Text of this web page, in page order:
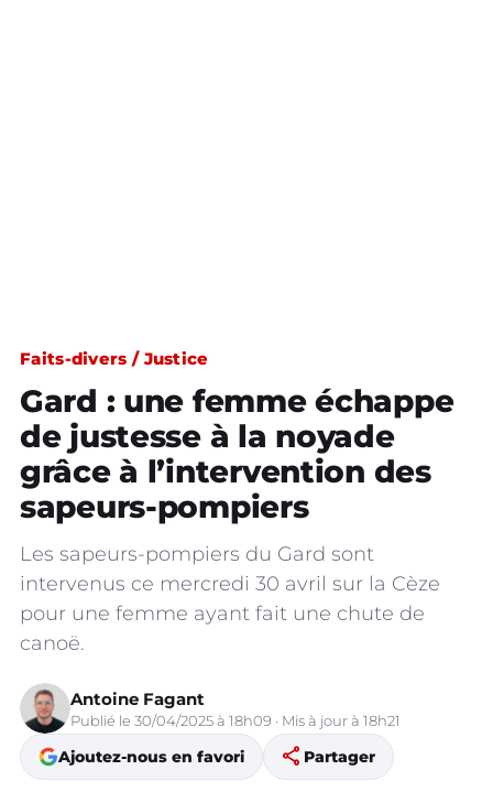
Faits-divers / Justice
Gard : une femme échappe
de justesse à la noyade
grâce à l’intervention des
sapeurs-pompiers
Les sapeurs-pompiers du Gard sont
intervenus ce mercredi 30 avril sur la Cèze
pour une femme ayant fait une chute de
canoë.
Antoine Fagant
Publié le 30/04/2025 à 18h09 · Mis à jour à 18h21
Ajoutez-nous en favori share Partager